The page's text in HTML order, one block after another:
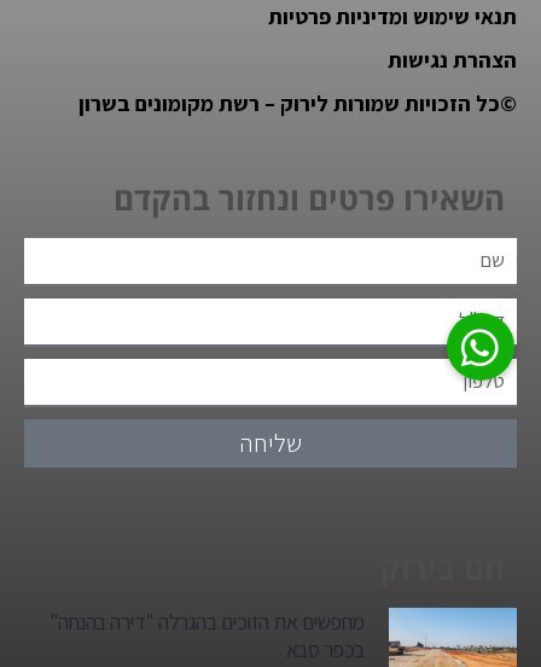
תנאי שימוש ומדיניות פרטיות
הצהרת נגישות
©כל הזכויות שמורות לירוק – רשת מקומונים בשרון
השאירו פרטים ונחזור בהקדם
שליחה
מחפשים את הזוכים בהגרלה "דירה בהנחה"
בכפר סבא